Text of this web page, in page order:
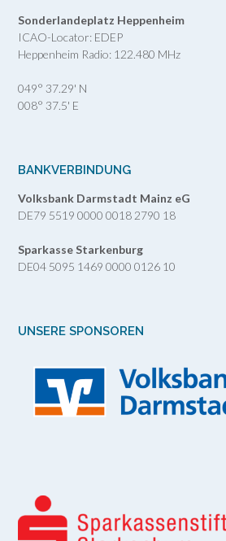
Sonderlandeplatz Heppenheim
ICAO-Locator: EDEP
Heppenheim Radio: 122.480 MHz
049° 37.29' N
008° 37.5' E
BANKVERBINDUNG
Volksbank Darmstadt Mainz eG
DE79 5519 0000 0018 2790 18
Sparkasse Starkenburg
DE04 5095 1469 0000 0126 10
UNSERE SPONSOREN